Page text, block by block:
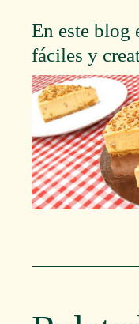
En este blog
fáciles y